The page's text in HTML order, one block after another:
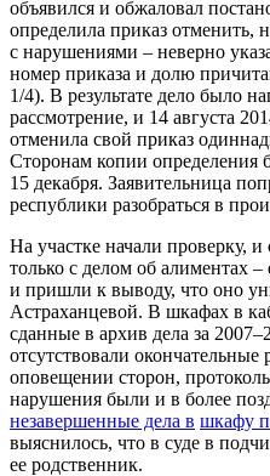
объявился и обжаловал
определила приказ отменить,
с нарушениями – неверно
номер приказа и долю
1/4). В результате дело было
рассмотрение, и 14 августа
отменила свой приказ
Сторонам копии определения
15 декабря. Заявительница
республики разобраться в
На участке начали проверку,
только с делом об алиментах
и пришли к выводу, что оно
Астраханцевой. В шкафах в
сданные в архив дела за
отсутствовали
оповещении сторон,
нарушения были и в более
незавершенные дела в шкафу
выяснилось, что в суде в
ее родственник.